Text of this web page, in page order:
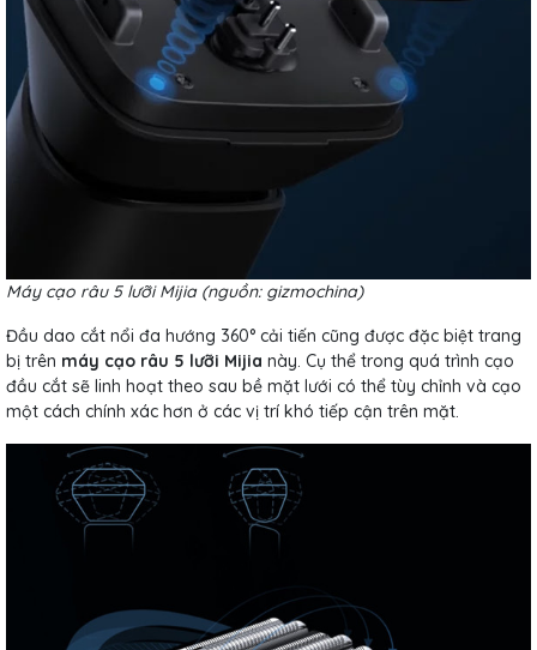
Máy cạo râu 5 lưỡi Mijia (nguồn: gizmochina)
Đầu dao cắt nổi đa hướng 360° cải tiến cũng được đặc biệt trang
bị trên máy cạo râu 5 lưỡi Mijia này. Cụ thể trong quá trình cạo
đầu cắt sẽ linh hoạt theo sau bề mặt lưới có thể tùy chỉnh và cạo
một cách chính xác hơn ở các vị trí khó tiếp cận trên mặt.